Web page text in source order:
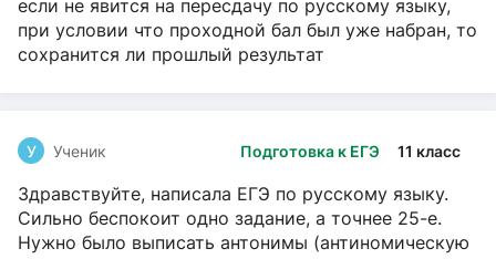
если не явится на пересдачу по русскому языку,
при условии что проходной бал был уже набран, то
сохранится ли прошлый результат
Подготовка к ЕГЭ 11 класс
У Ученик
Здравствуйте, написала ЕГЭ по русскому языку.
Сильно беспокоит одно задание, а точнее 25-е.
Нужно было выписать антонимы (антиномическую